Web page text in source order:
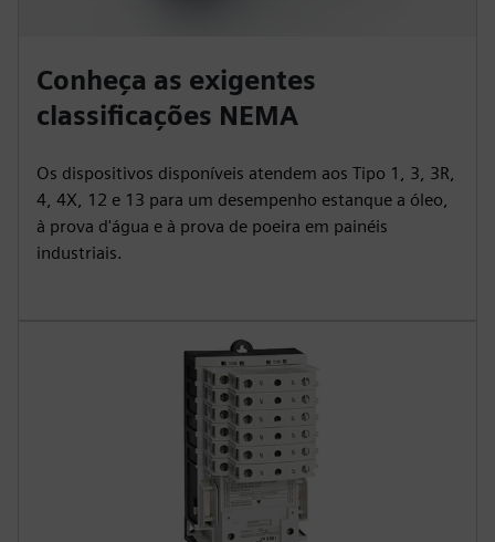
Conheça as exigentes
classificações NEMA
Os dispositivos disponíveis atendem aos Tipo 1, 3, 3R,
4, 4X, 12 e 13 para um desempenho estanque a óleo,
à prova d'água e à prova de poeira em painéis
industriais.